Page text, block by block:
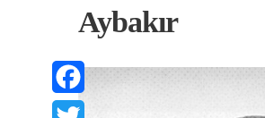
Aybakır
Facebook